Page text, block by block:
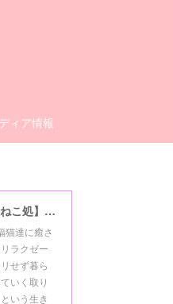
ィア情報
抜針与楽＿＿【ねこ処】＿＿猫楽ゼーションHome☆
猫達に癒さ
ラクゼー
せず暮ら
いく取り
いう生き